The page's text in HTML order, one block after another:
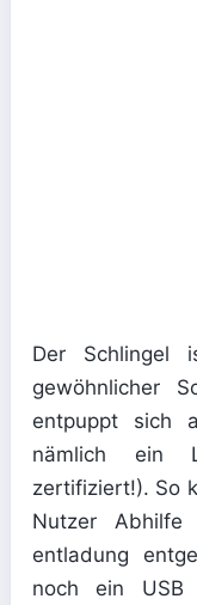
Der Schlingel
gewöhnlicher
entpuppt sich
nämlich ein
zertifiziert!). So
Nutzer
entladung
noch ein